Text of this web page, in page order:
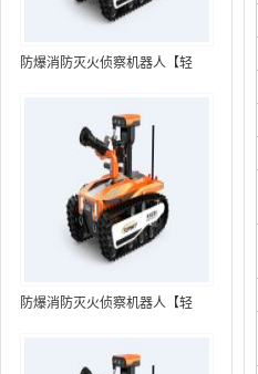
防爆消防灭火侦察机器人【轻
装置+语音控制+跟随功能+5G控
防爆消防灭火侦察机器人【轻
装置+语音控制+跟随功能+5G控